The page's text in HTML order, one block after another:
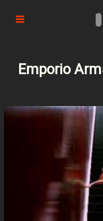
Emporio